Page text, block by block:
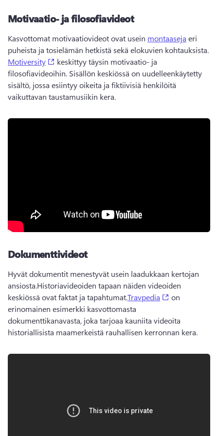
Motivaatio- ja filosofiavideot
Kasvottomat motivaatiovideot ovat usein montaaseja eri
Motiversity
(opens in a new tab)
keskittyy täysin motivaatio- ja
filosofiavideoihin. Sisällön keskiössä on uudelleenkäytetty
sisältö, jossa esiintyy oikeita ja fiktiivisiä henkilöitä
vaikuttavan taustamusiikin kera.
Dokumenttivideot
Hyvät dokumentit menestyvät usein laadukkaan kertojan
ansiosta.Historiavideoiden tapaan näiden videoiden
keskiössä ovat faktat ja tapahtumat.Travpedia (opens in a
on
erinomainen esimerkki kasvottomasta
dokumenttikanavasta, joka tarjoaa kauniita videoita
historiallisista maamerkeistä rauhallisen kerronnan kera.